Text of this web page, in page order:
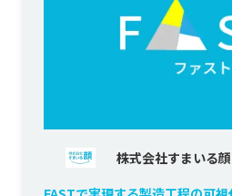
株式会社すまいる顔